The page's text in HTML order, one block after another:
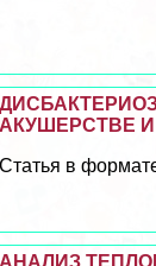
АКУШЕРСТВЕ
Статья в
АНАЛИЗ